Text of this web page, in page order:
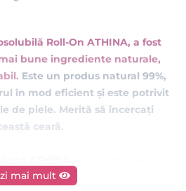
Roll-On ATHINA, a fost
bune ingrediente naturale,
Este un produs natural 99%,
în modeficient și este potrivit
de piele. Merită să încercați
ceară.
Este o ceară liposolubilă de unică
mai mult